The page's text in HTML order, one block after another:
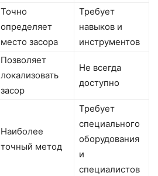
Точно
определяет
место засора
Требует
навыков и
инструментов
Позволяет
локализовать
засор
Не всегда
доступно
Наиболее
точный метод
Требует
специального
оборудования
и
специалистов